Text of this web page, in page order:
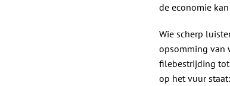
de economie
Wie scherp
opsomming van
filebestrijding tot
op het vuur